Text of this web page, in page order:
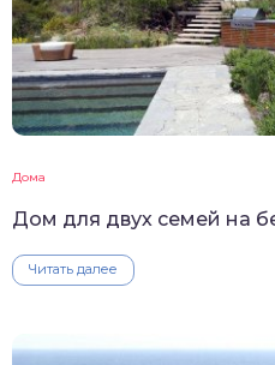
Дома
Дом для двух семей на
Читать далее